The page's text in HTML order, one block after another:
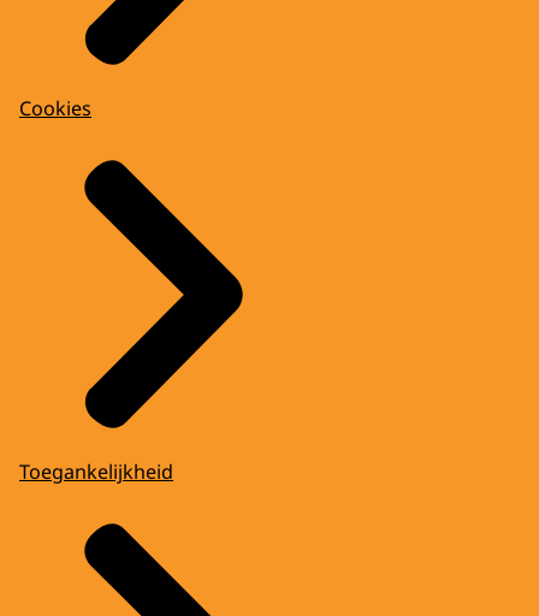
Cookies
Toegankelijkheid